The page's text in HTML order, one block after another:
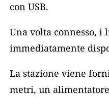
con USB.
Una volta connesso,
immediatamente
La stazione viene
metri, un